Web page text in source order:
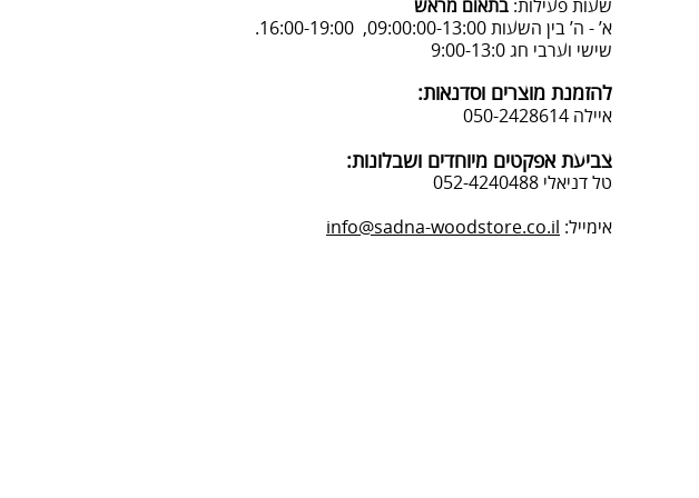
שעות פעילות: בתאום מראש
א’ - ה’ בין השעות 09:00:00-13:00, 16:00-19:00.
שישי וערבי חג 9:00-13:0
להזמנת מוצרים וסדנאות:
איילה 050-2428614
צביעת אפקטים מיוחדים ושבלונות:
טל דניאלי 052-4240488
אימייל: info@sadna-woodstore.co.il